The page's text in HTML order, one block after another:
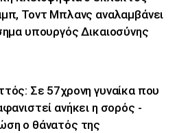
Τοντ Μπλανς αναλαμβάνει
υπουργός Δικαιοσύνης
Σε 57χρονη γυναίκα που
ανήκει η σορός -
ο θάνατός της